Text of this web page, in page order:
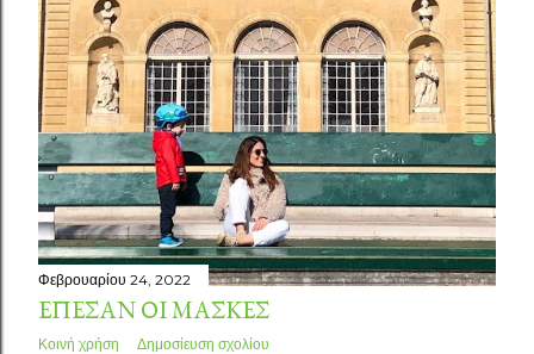
Φεβρουαρίου 24, 2022
ΈΠΕΣΑΝ ΟΙ ΜΆΣΚΕΣ
Κοινή χρήση Δημοσίευση σχολίου